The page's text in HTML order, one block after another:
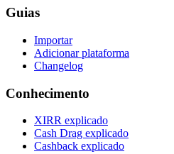
Guias
Importar
Adicionar plataforma
Changelog
Conhecimento
XIRR explicado
Cash Drag explicado
Cashback explicado